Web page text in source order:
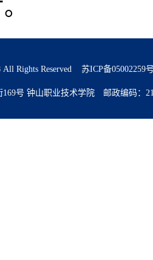
Rights Reserved 苏ICP备05002259
号 钟山职业技术学院 邮政编码：